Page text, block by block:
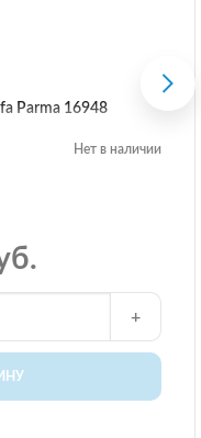
Parma 16948
Нет в наличии
+